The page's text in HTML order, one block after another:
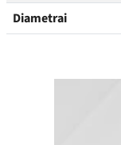
Diametrai